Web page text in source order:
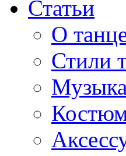
Статьи
О
Стили